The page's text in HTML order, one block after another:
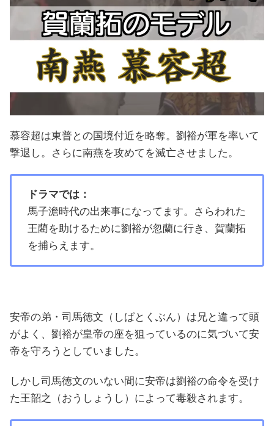
慕容超は東普との国境付近を略奪。劉裕が軍を率いて
撃退し。さらに南燕を攻めてを滅亡させました。
ドラマでは：
馬子澹時代の出来事になってます。さらわれた
王藺を助けるために劉裕が忽蘭に行き、賀蘭拓
を捕らえます。
安帝の弟・司馬徳文（しばとくぶん）は兄と違って頭
がよく、劉裕が皇帝の座を狙っているのに気づいて安
帝を守ろうとしていました。
しかし司馬徳文のいない間に安帝は劉裕の命令を受け
た王韶之（おうしょうし）によって毒殺されます。